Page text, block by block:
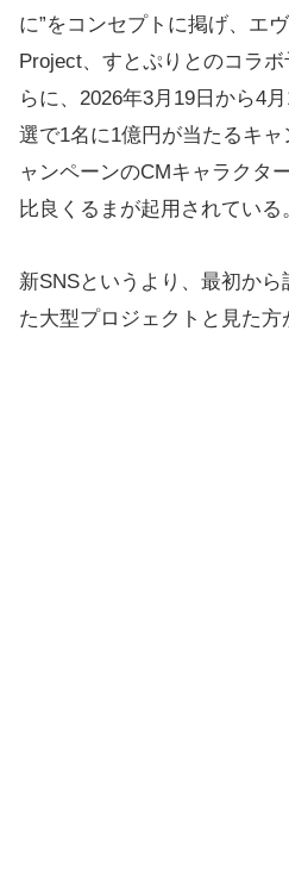
に”をコンセプトに掲げ、エ
Project、すとぷりとのコラ
らに、2026年3月19日から4
選で1名に1億円が当たるキ
ャンペーンのCMキャラクタ
比良くるまが起用されている
新SNSというより、最初か
た大型プロジェクトと見た方